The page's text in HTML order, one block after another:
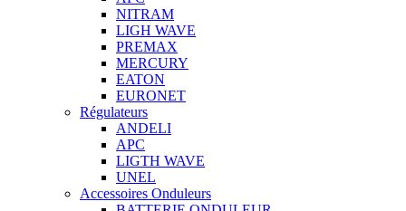
NITRAM
LIGH WAVE
PREMAX
MERCURY
EATON
EURONET
Régulateurs
ANDELI
APC
LIGTH WAVE
UNEL
Accessoires Onduleurs